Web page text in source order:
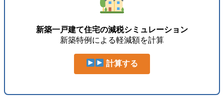
新築一戸建て住宅の減税シミュレーション
新築特例による軽減額を計算
計算する